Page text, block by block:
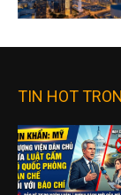
TIN HOT